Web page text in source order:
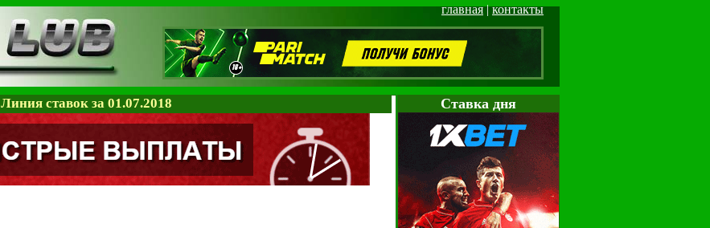
главная|контакты
Cтавка дня
Линия ставок за 01.07.2018